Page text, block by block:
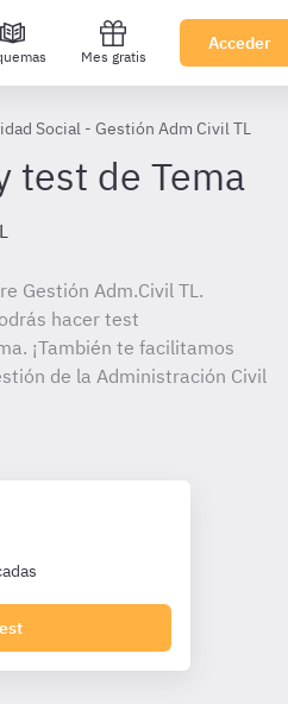
Mes gratis
Acceder
Social - Gestión Adm Civil TL
test de Tema
Gestión Adm.Civil TL.
hacer test
¡También te facilitamos
de la Administración Civil